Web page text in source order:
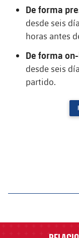
Jugadores
Historia
Juvenil
Alevín
plusicon
más
Noticias
Atletismo
plusicon
más
Actualidad
Masculino
Baloncesto
plusicon
más
Actualidad
Hockey
Hockey
Hockey
Plantilla
Rugby
Actualidad
Voleibol
De forma
desde seis
horas antes
De forma
desde seis
partido.